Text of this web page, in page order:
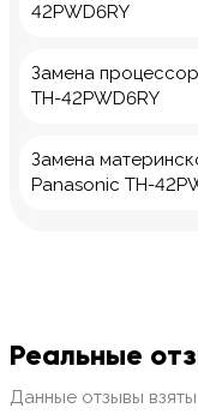
42PWD6RY
Замена
TH-42PWD6RY
Замена
Panasonic TH-
Реальные
Данные отзывы